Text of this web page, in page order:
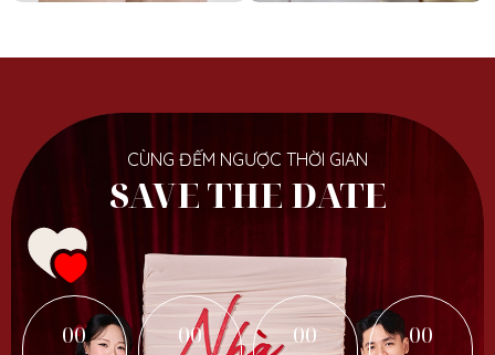
CÙNG ĐẾM NGƯỢC THỜI GIAN
SAVE THE DATE
00 00 00 00